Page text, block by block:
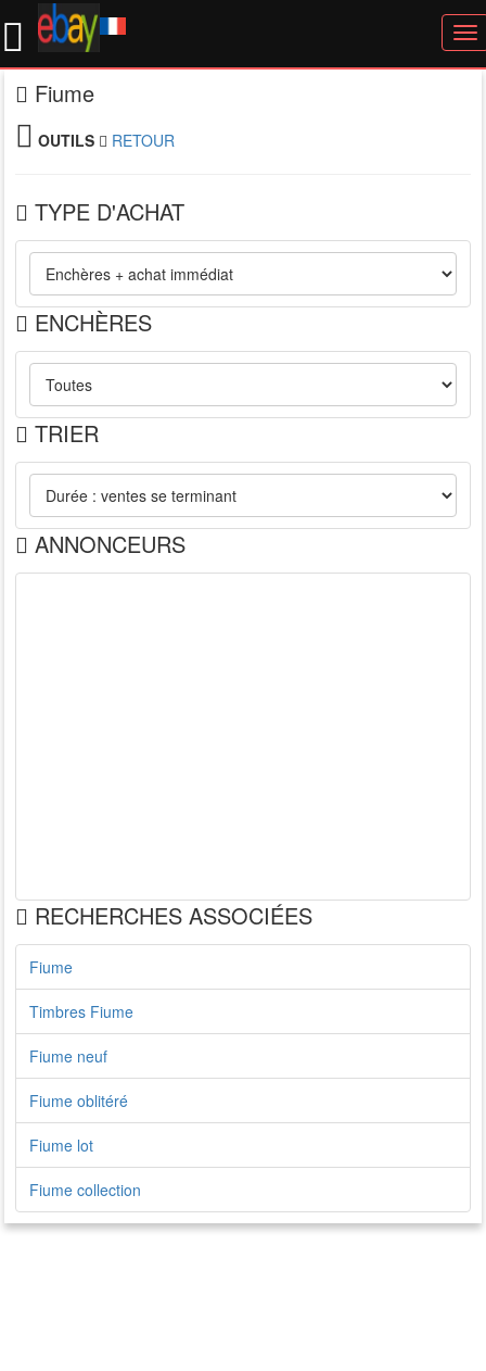
Fiume
OUTILS RETOUR
TYPE D'ACHAT
ENCHÈRES
TRIER
ANNONCEURS
RECHERCHES ASSOCIÉES
Fiume
Timbres Fiume
Fiume neuf
Fiume oblitéré
Fiume lot
Fiume collection